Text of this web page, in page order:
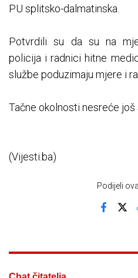
PU splitsko-dalmatinska.
Potvrdili su da su na
policija i radnici hitne
službe poduzimaju mjere i
Tačne okolnosti nesreće još
(Vijesti.ba)
Podijeli